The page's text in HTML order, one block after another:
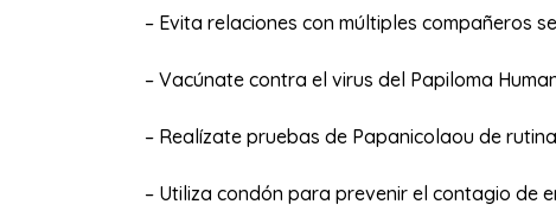
– Evita relaciones con múltiples compañeros
– Vacúnate contra el virus del Papiloma
– Realízate pruebas de Papanicolaou de
– Utiliza condón para prevenir el contagio de